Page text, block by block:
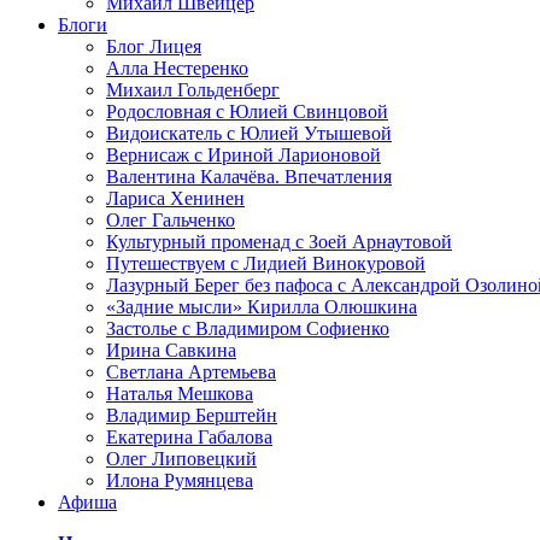
Блоги
Блог Лицея
Алла Нестеренко
Михаил Гольденберг
Родословная с Юлией Свинцовой
Видоискатель с Юлией Утышевой
Вернисаж с Ириной Ларионовой
Валентина Калачёва. Впечатления
Лариса Хенинен
Олег Гальченко
Культурный променад с Зоей Арнаутовой
Путешествуем с Лидией Винокуровой
Лазурный Берег без пафоса с Александрой
«Задние мысли» Кирилла Олюшкина
Застолье с Владимиром Софиенко
Ирина Савкина
Светлана Артемьева
Наталья Мешкова
Владимир Берштейн
Екатерина Габалова
Олег Липовецкий
Илона Румянцева
Афиша